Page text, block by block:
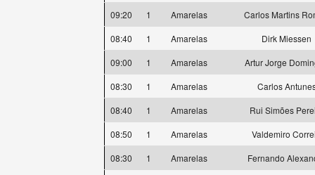
09:20
1 Amarelas
Carlos Martins
08:40
1 Amarelas
Dirk Miessen
09:00
1 Amarelas
Artur Jorge
08:30
1 Amarelas
Carlos
08:40
1 Amarelas
Rui Simões
08:50
1 Amarelas
Valdemiro
08:30
1 Amarelas
Fernando